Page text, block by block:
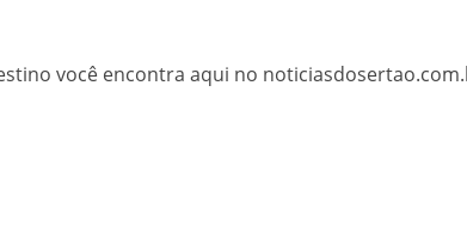
você encontra aqui no